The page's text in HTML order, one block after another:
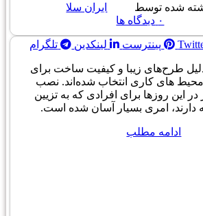
شده توسط
ایران سلا
۰ دیدگاه ها
پینترست لینکدین تلگرام
دلیل طرح‌های زیبا و کیفیت ساخت برای
محیط های کاری انتخاب شده‌اند. نصب
در این روزها برای افرادی که به تزیین
دارند، امری بسیار آسان شده است.
ادامه مطلب